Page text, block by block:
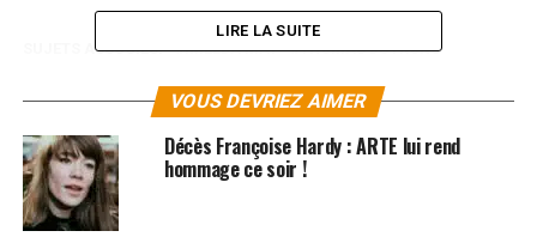
SUJETS ASSOCIÉS: IMELDA MAY THOMAS DUTRONC
LIRE LA SUITE
VOUS DEVRIEZ AIMER
Décès Françoise Hardy : ARTE lui rend
hommage ce soir !